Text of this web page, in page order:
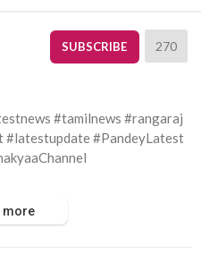
SUBSCRIBE 270
#tamilnews #rangaraj
#latestupdate #PandeyLatest
more